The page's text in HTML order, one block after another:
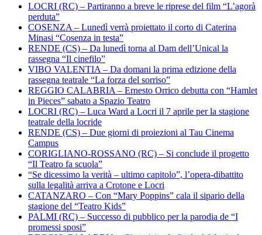
LOCRI (RC) – Partiranno a breve le riprese del film “L’agorà
perduta”
COSENZA – Lunedì verrà proiettato il corto di Caterina
Minasi “Cosenza in testa”
RENDE (CS) – Da lunedì torna al Dam dell’Unical la
rassegna “Il cinefilo”
VIBO VALENTIA – Da domani la prima edizione della
rassegna teatrale “La forza del sorriso”
REGGIO CALABRIA – Ernesto Orrico debutta con “Hamlet
in Pieces” sabato a Spazio Teatro
LOCRI (RC) – Luca Ward a Locri il 7 aprile per la stagione
teatrale della locride
RENDE (CS) – Due giorni di proiezioni al Tau Cinema
Campus
CORIGLIANO-ROSSANO (RC) – Si conclude il progetto
“Il Teatro fa scuola”
“Se dicessimo la verità – ultimo capitolo”, l’opera-dibattito
sulla legalità arriva a Crotone e Locri
CATANZARO – Con “Mary Poppins” cala il sipario della
stagione del “Teatro Kids”
PALMI (RC) – Successo di pubblico per la parodia de “I
promessi sposi”